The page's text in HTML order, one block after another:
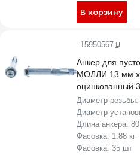
В корзину
15950567
Анкер для
МОЛЛИ 13 мм х
оцинкованный
Диаметр резьбы:
Диаметр
Длина анкера:
Фасовка: 1.88 кг
Фасовка: 35 шт